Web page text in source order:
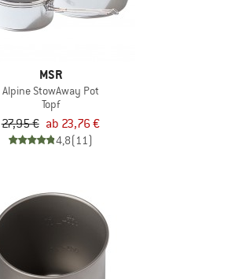
MSR
Alpine StowAway Pot
Topf
27,95 € ab 23,76 €
4,8(11)